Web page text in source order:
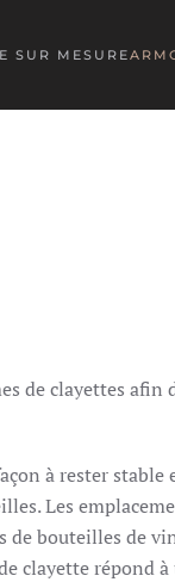
SUR MESURE
de clayettes afin
à rester
Les
de bouteilles de
clayette répond